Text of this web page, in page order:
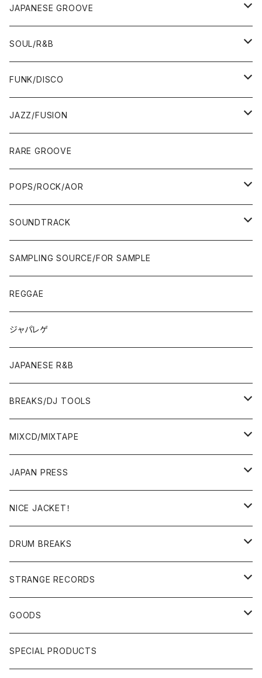
80'S OLD SCHOOL
EARLY 90'S MIDDLE〜NEW SCHOOL
WEST COAST/SOUTH
JAPAN ONLY RELEASE/REMIX
LP
80'S OLD SCHOOL
EARLY 90'S MIDDLE〜NEW SCHOOL
WEST COAST/SOUTH
JAPAN ONLY RELEASE/REMIX
12"/7"
80'S OLD SCHOOL〜EARLY 90'S
MID〜LATE 90'S
LP
80'S OLD SCHOOL〜EARLY 90'S
MID〜LATE 90'S
CD/TAPE
CD-R/DEMO/SAMPLE
CD ALBUM
JAPANESE GROOVE
LP
60'S/70'S
80'S
7"/12"
60'S/70'S
80'S
SOUL/R&B
LP
60'S/70'S
80'S
12"/7"
60'S/70'S
80'S
FUNK/DISCO
LP
70'S
80'S
12"/7"
70'S
80'S
JAZZ/FUSION
JAZZ
FUSION
RARE GROOVE
POPS/ROCK/AOR
POPS/S.S.W.
ROCK/AOR
SOUNDTRACK
LP
JAPANESE
OTHERS
7"/12"
JAPANESE
OTHERS
SAMPLING SOURCE/FOR SAMPLE
REGGAE
ジャパレゲ
JAPANESE R&B
BREAKS/DJ TOOLS
BREAKS/MEGAMIX/CUT UP
RE-EDIT/DJ TOOLS
MIXCD/MIXTAPE
MIXCD
日本語ラップ
JAPANESE DJ
MIXTAPE
JAPAN PRESS
LP(+ OBI)
7"/12"
NICE JACKET！
DONUTS 45
GIRLS
HIPHOP CLASSIC GALLERY
日本語ラップ CLASSIC GALLERY
DRUM BREAKS
US/UK/OTHERS
JAPANESE
STRANGE RECORDS
DRUM DRUM DRUM/KARAOKE
パチソン/AUDIO CHECK/LIBRARY
GOODS
BOOK
SPECIAL PRODUCTS